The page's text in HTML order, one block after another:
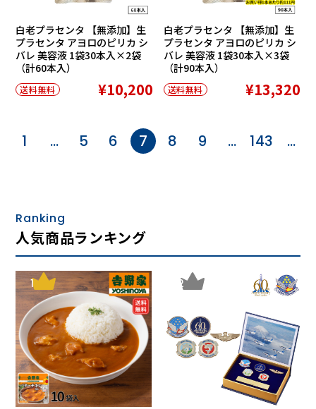
白老プラセンタ 【無添加】生
プラセンタ アヨロのピリカ シ
バレ 美容液 1袋30本入×2袋
（計60本入）
送料無料 ¥10,200
白老プラセンタ 【無添加】生
プラセンタ アヨロのピリカ シ
バレ 美容液 1袋30本入×3袋
（計90本入）
送料無料 ¥13,320
1 … 5 6 7 8 9 … 143 …
Ranking
人気商品ランキング
1 2